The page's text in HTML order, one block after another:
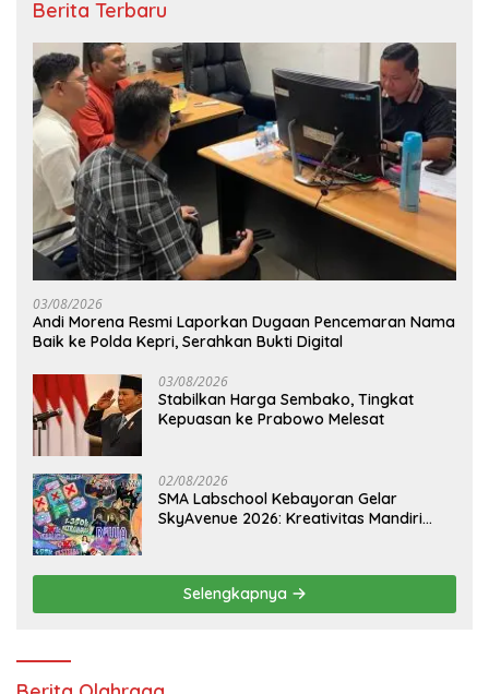
Berita Terbaru
03/08/2026
Andi Morena Resmi Laporkan Dugaan Pencemaran Nama
Baik ke Polda Kepri, Serahkan Bukti Digital
03/08/2026
Stabilkan Harga Sembako, Tingkat
Kepuasan ke Prabowo Melesat
02/08/2026
SMA Labschool Kebayoran Gelar
SkyAvenue 2026: Kreativitas Mandiri
Selengkapnya